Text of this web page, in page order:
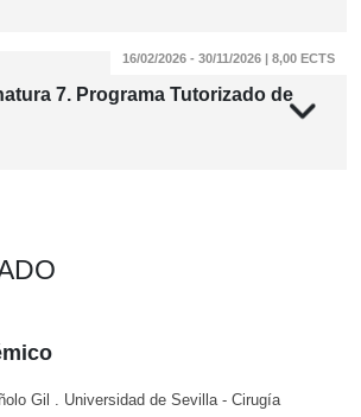
7. Programa Tutorizado de
16/02/2026 - 30/11/2026 | 8,00 ECTS
Gil . Universidad de Sevilla - Cirugía